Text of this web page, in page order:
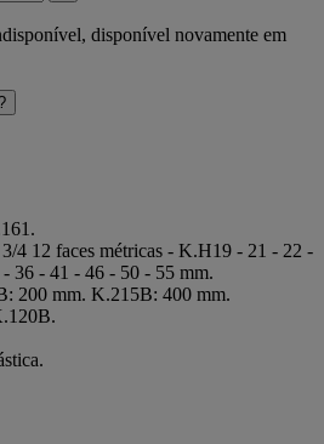
disponível novamente em
4 12 faces métricas - K.H19 - 21 - 22 -
36 - 41 - 46 - 50 - 55 mm.
200 mm. K.215B: 400 mm.